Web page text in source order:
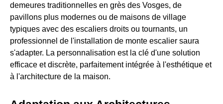
demeures traditionnelles en grès des Vosges, de
pavillons plus modernes ou de maisons de village
typiques avec des escaliers droits ou tournants, un
professionnel de l'installation de monte escalier saura
s'adapter. La personnalisation est la clé d'une solution
efficace et discrète, parfaitement intégrée à l'esthétique et
à l'architecture de la maison.